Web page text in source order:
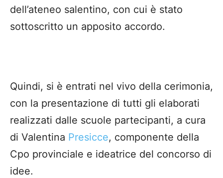
dell’ateneo salentino, con cui è stato
sottoscritto un apposito accordo.
Quindi, si è entrati nel vivo della cerimonia,
con la presentazione di tutti gli elaborati
realizzati dalle scuole partecipanti, a cura
di Valentina Presicce, componente della
Cpo provinciale e ideatrice del concorso di
idee.